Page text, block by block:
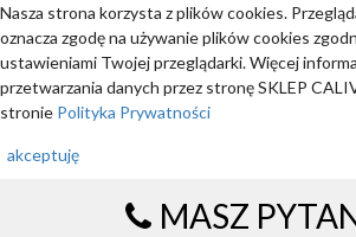
Nasza strona korzysta z plików cookies.
oznacza zgodę na używanie plików cookies
ustawieniami Twojej przeglądarki. Więcej
przetwarzania danych przez stronę SKLEP
stronie Polityka Prywatności
akceptuję
MASZ